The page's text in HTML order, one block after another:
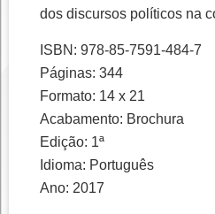
dos discursos políticos na
ISBN: 978-85-7591-484-7
Páginas: 344
Formato: 14 x 21
Acabamento: Brochura
Edição: 1ª
Idioma: Português
Ano: 2017